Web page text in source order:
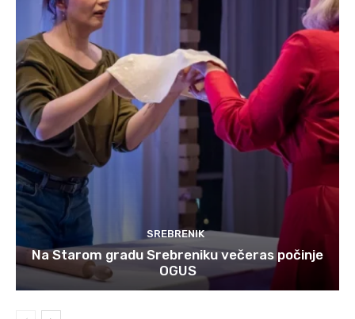
SREBRENIK
Na Starom gradu Srebreniku večeras počinje
OGUS